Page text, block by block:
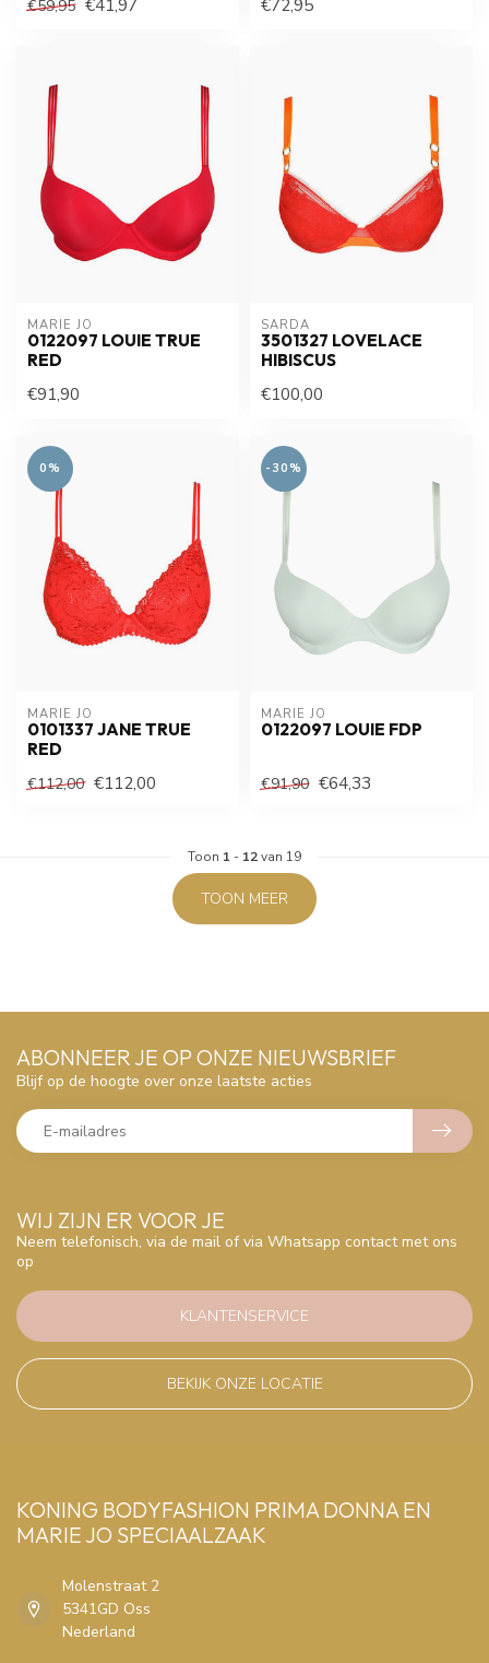
€59,95
MARIE JO
0122097 LOUIE TRUE
RED
€91,90
SARDA
3501327 LOVELACE
HIBISCUS
€100,00
0%
MARIE JO
0101337 JANE TRUE
RED
€112,00 €112,00
-30%
MARIE JO
0122097 LOUIE FDP
€91,90 €64,33
Toon 1 - 12van 19
TOON MEER
WIJ ZIJN ER VOOR JE
Neem telefonisch, via de mail of via Whatsapp contact met ons
op
KLANTENSERVICE
BEKIJK ONZE LOCATIE
ABONNEER JE OP ONZE NIEUWSBRIEF
Blijf op de hoogte over onze laatste acties
KONING BODYFASHION PRIMA DONNA EN
MARIE JO SPECIAALZAAK
Molenstraat 2
5341GD Oss
Nederland